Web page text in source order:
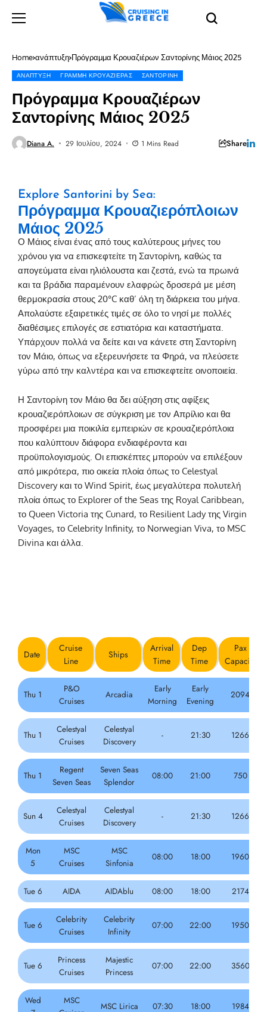
Home ανάπτυξη Πρόγραμμα Κρουαζιέρων Σαντορίνης Μάιος 2025
ΑΝΆΠΤΥΞΗ ΓΡΑΜΜΉ ΚΡΟΥΑΖΙΈΡΑΣ ΣΑΝΤΟΡΊΝΗ
Πρόγραμμα Κρουαζιέρων
Σαντορίνης Μάιος 2025
Diana A. 29 Ιουλίου, 2024 1 Mins Read Share
of
classical
church
of
island
in
Explore Santorini by Sea:
Πρόγραμμα Κρουαζιερόπλοιων
Μάιος 2025
Ο Μάιος είναι ένας από τους καλύτερους μήνες του
χρόνου για να επισκεφτείτε τη Σαντορίνη, καθώς τα
απογεύματα είναι ηλιόλουστα και ζεστά, ενώ τα πρωινά
και τα βράδια παραμένουν ελαφρώς δροσερά με μέση
θερμοκρασία στους 20°C καθ’ όλη τη διάρκεια του μήνα.
Απολαύστε εξαιρετικές τιμές σε όλο το νησί με πολλές
διαθέσιμες επιλογές σε εστιατόρια και καταστήματα.
Υπάρχουν πολλά να δείτε και να κάνετε στη Σαντορίνη
τον Μάιο, όπως να εξερευνήσετε τα Φηρά, να πλεύσετε
γύρω από την καλντέρα και να επισκεφτείτε οινοποιεία.
Η Σαντορίνη τον Μάιο θα δει αύξηση στις αφίξεις
κρουαζιερόπλοιων σε σύγκριση με τον Απρίλιο και θα
προσφέρει μια ποικιλία εμπειριών σε κρουαζιερόπλοια
που καλύπτουν διάφορα ενδιαφέροντα και
προϋπολογισμούς. Οι επισκέπτες μπορούν να επιλέξουν
από μικρότερα, πιο οικεία πλοία όπως το Celestyal
Discovery και το Wind Spirit, έως μεγαλύτερα πολυτελή
πλοία όπως το Explorer of the Seas της Royal Caribbean,
το Queen Victoria της Cunard, το Resilient Lady της Virgin
Voyages, το Celebrity Infinity, το Norwegian Viva, το MSC
Divina και άλλα.
Date
Cruise
Line
Ships
Arrival
Time
Dep
Time
Pax
Capacity
Thu 1
P&O
Cruises
Arcadia
Early
Morning
Early
Evening
2094
Thu 1
Celestyal
Cruises
Celestyal
Discovery
- 21:30 1266
Thu 1
Regent
Seven Seas
Seven Seas
Splendor
08:00 21:00 750
Sun 4
Celestyal
Cruises
Celestyal
Discovery
- 21:30 1266
Mon
5
MSC
Cruises
MSC
Sinfonia
08:00 18:00 1960
Tue 6 AIDA AIDAblu 08:00 18:00 2174
Tue 6
Celebrity
Cruises
Celebrity
Infinity
07:00 22:00 1950
Tue 6
Princess
Cruises
Majestic
Princess
07:00 22:00 3560
Wed
MSC
MSC Lirica 07:30 18:00 1984